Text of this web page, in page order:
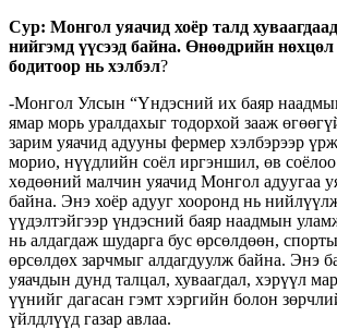
Сур: Монгол уяачид хоёр талд
нийгэмд үүсээд байна. Өнөөдрийн
бодитоор нь хэлбэл?
-Монгол Улсын “Үндэсний их баяр
ямар морь уралдахыг тодорхой зааж
зарим уяачид адууны фермер хэлбэрээр
морио, нүүдлийн соёл иргэншил, өв соёлоо
хөдөөний малчин уяачид Монгол адуугаа
байна. Энэ хоёр адууг хооронд нь
үүдэлтэйгээр үндэсний баяр наадмын
нь алдагдаж шударга бус өрсөлдөөн,
өрсөлдөх зарчмыг алдагдуулж байна. Энэ
уяачдын дунд талцал, хуваагдал, хэрүүл
үүнийг дагасан гэмт хэргийн болон
үйлдлүүд газар авлаа.